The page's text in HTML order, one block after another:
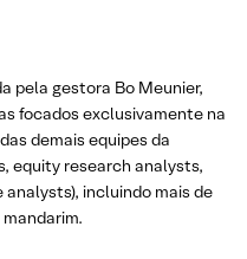
pela gestora Bo Meunier,
focados exclusivamente na
demais equipes da
equity research analysts,
incluindo mais de